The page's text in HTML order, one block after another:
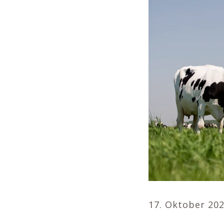
17. Oktober